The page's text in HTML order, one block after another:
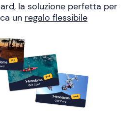
la soluzione perfetta per
un regalo flessibile